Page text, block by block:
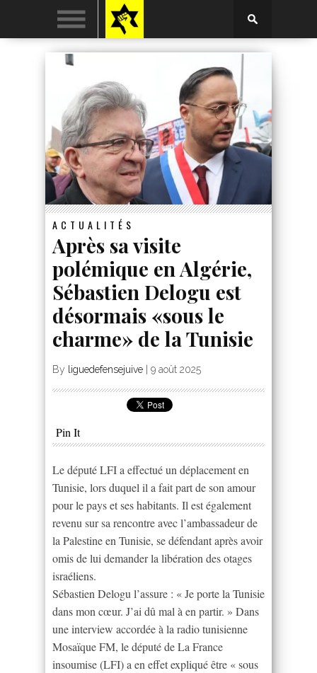
ACTUALITÉS
Après sa visite
polémique en Algérie,
Sébastien Delogu est
désormais «sous le
charme» de la Tunisie
By liguedefensejuive 9 août 2025
Pin It
Le député LFI a effectué un déplacement en
Tunisie, lors duquel il a fait part de son amour
pour le pays et ses habitants. Il est également
revenu sur sa rencontre avec l’ambassadeur de
la Palestine en Tunisie, se défendant après avoir
omis de lui demander la libération des otages
israéliens.
Sébastien Delogu l’assure : « Je porte la Tunisie
dans mon cœur. J’ai dû mal à en partir. » Dans
une interview accordée à la radio tunisienne
Mosaïque FM, le député de La France
insoumise (LFI) a en effet expliqué être « sous